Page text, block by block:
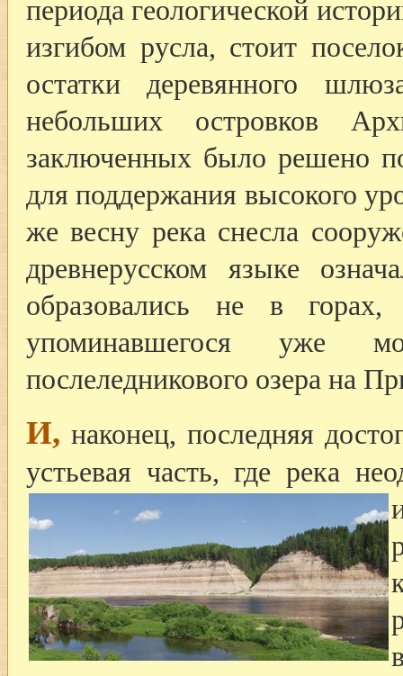
периода геологической
изгибом русла, стоит
остатки деревянного
небольших островков
заключенных было решено
для поддержания высокого
же весну река снесла
древнерусском языке
образовались не в
упоминавшегося уже
послеледникового озера на
И, наконец, последняя
устьевая часть, где река